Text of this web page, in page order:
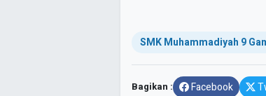
SMK Muhammadiyah 9
Bagikan : Facebook